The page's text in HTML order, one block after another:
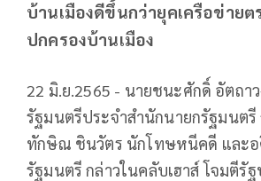
บ้านเมืองดีขึ้นกว่ายุคเครือข่าย
ปกครองบ้านเมือง
22 มิ.ย.2565 - นายชนะศักดิ์ อัตถา
รัฐมนตรีประจำสำนักนายกรัฐมนตรี
ทักษิณ ชินวัตร นักโทษหนีคดี และ
รัฐมนตรี กล่าวในคลับเฮาส์ โจมตีรั